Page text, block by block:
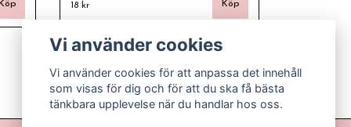
18 kr
Vi använder cookies
Vi använder cookies för att anpassa det innehåll
som visas för dig och för att du ska få bästa
tänkbara upplevelse när du handlar hos oss.